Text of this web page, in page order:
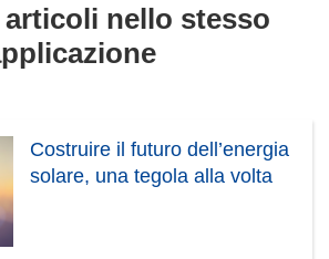
nello stesso
Costruire il futuro dell’energia
solare, una tegola alla volta